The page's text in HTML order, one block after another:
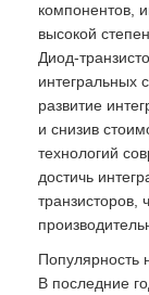
компонентов,
высокой
Диод-
интегральных
развитие
и снизив
технологий
достичь
транзисторов,
Популярность
В последние